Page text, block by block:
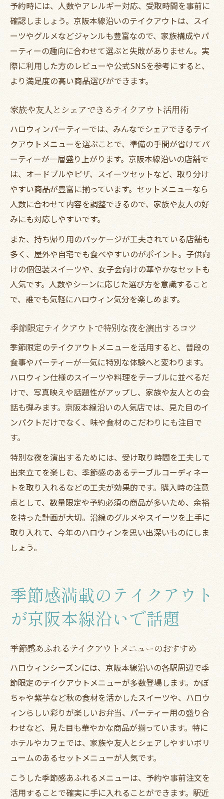
ツ
手間なく楽しむハロウィン限定メニューの
選び方
オンライン注文で便利なテイクアウト体験
を実現
持ち帰りならではの時短パーティー準備方
ハロウィンにぴったりなテイクアウトメニ
ュー特集
沿線の人気テイクアウトで夜を彩るコツ
テイクアウトで演出するハロウィンの特別
な食卓
おすすめスイーツやフードのテイクアウト
季節感あふれるメニューで夜の集いを格上
げ
予約時には、人数やアレルギー対応、受取時間を事前に
確認しましょう。京阪本線沿いのテイクアウトは、スイ
ーツやグルメなどジャンルも豊富なので、家族構成やパ
ーティーの趣向に合わせて選ぶと失敗がありません。実
際に利用した方のレビューや公式SNSを参考にすると、
より満足度の高い商品選びができます。
家族や友人とシェアできるテイクアウト活用術
ハロウィンパーティーでは、みんなでシェアできるテイ
クアウトメニューを選ぶことで、準備の手間が省けてパ
ーティーが一層盛り上がります。京阪本線沿いの店舗で
は、オードブルやピザ、スイーツセットなど、取り分け
やすい商品が豊富に揃っています。セットメニューなら
人数に合わせて内容を調整できるので、家族や友人の好
みにも対応しやすいです。
また、持ち帰り用のパッケージが工夫されている店舗も
多く、屋外や自宅でも食べやすいのがポイント。子供向
けの個包装スイーツや、女子会向けの華やかなセットも
人気です。人数やシーンに応じた選び方を意識すること
で、誰でも気軽にハロウィン気分を楽しめます。
季節限定テイクアウトで特別な夜を演出するコツ
季節限定のテイクアウトメニューを活用すると、普段の
食事やパーティーが一気に特別な体験へと変わります。
ハロウィン仕様のスイーツや料理をテーブルに並べるだ
けで、写真映えや話題性がアップし、家族や友人との会
話も弾みます。京阪本線沿いの人気店では、見た目のイ
ンパクトだけでなく、味や食材のこだわりにも注目で
す。
特別な夜を演出するためには、受け取り時間を工夫して
出来立てを楽しむ、季節感のあるテーブルコーディネー
トを取り入れるなどの工夫が効果的です。購入時の注意
点として、数量限定や予約必須の商品が多いため、余裕
を持った計画が大切。沿線のグルメやスイーツを上手に
取り入れて、今年のハロウィンを思い出深いものにしま
しょう。
季節感満載のテイクアウト
が京阪本線沿いで話題
季節感あふれるテイクアウトメニューのおすすめ
ハロウィンシーズンには、京阪本線沿いの各駅周辺で季
節限定のテイクアウトメニューが多数登場します。かぼ
ちゃや紫芋など秋の食材を活かしたスイーツや、ハロウ
ィンらしい彩りが楽しいお弁当、パーティー用の盛り合
わせなど、見た目も華やかな商品が揃っています。特に
ホテルやカフェでは、家族や友人とシェアしやすいボリ
ュームのあるセットメニューが人気です。
こうした季節感あふれるメニューは、予約や事前注文を
活用することで確実に手に入れることができます。駅近